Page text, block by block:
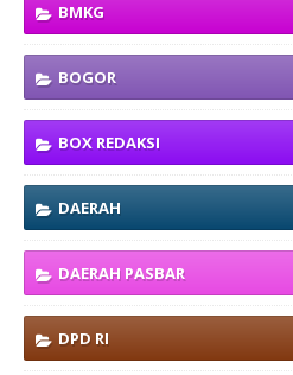
BMKG
BOGOR
BOX REDAKSI
DAERAH
DAERAH PASBAR
DPD RI